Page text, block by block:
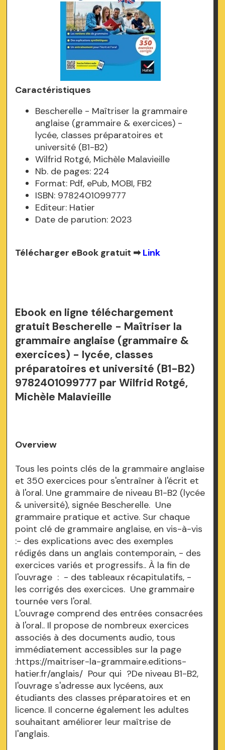
Caractéristiques
Bescherelle - Maîtriser la grammaire
anglaise (grammaire & exercices) -
lycée, classes préparatoires et
université (B1-B2)
Wilfrid Rotgé, Michèle Malavieille
Nb. de pages: 224
Format: Pdf, ePub, MOBI, FB2
ISBN: 9782401099777
Editeur: Hatier
Date de parution: 2023
Télécharger eBook gratuit ➡Link
Ebook en ligne téléchargement
gratuit Bescherelle - Maîtriser la
grammaire anglaise (grammaire &
exercices) - lycée, classes
préparatoires et université (B1-B2)
9782401099777 par Wilfrid Rotgé,
Michèle Malavieille
Overview
Tous les points clés de la grammaire anglaise
et 350 exercices pour s'entraîner à l'écrit et
à l'oral. Une grammaire de niveau B1-B2 (lycée
& université), signée Bescherelle. Une
grammaire pratique et active. Sur chaque
point clé de grammaire anglaise, en vis-à-vis
:- des explications avec des exemples
rédigés dans un anglais contemporain, - des
exercices variés et progressifs.. À la fin de
l'ouvrage : - des tableaux récapitulatifs, -
les corrigés des exercices. Une grammaire
tournée vers l'oral.
L'ouvrage comprend des entrées consacrées
à l'oral.. Il propose de nombreux exercices
associés à des documents audio, tous
immédiatement accessibles sur la page
:https://maitriser-la-grammaire.editions-
hatier.fr/anglais/ Pour qui ?De niveau B1-B2,
l'ouvrage s'adresse aux lycéens, aux
étudiants des classes préparatoires et en
licence. Il concerne également les adultes
souhaitant améliorer leur maîtrise de
l'anglais.